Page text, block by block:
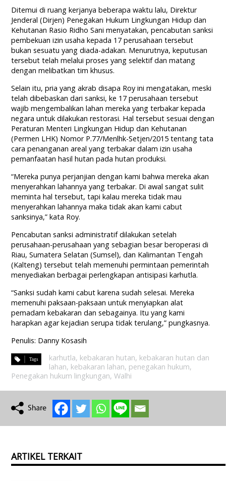
Ditemui di ruang kerjanya beberapa waktu lalu, Direktur
Jenderal (Dirjen) Penegakan Hukum Lingkungan Hidup dan
Kehutanan Rasio Ridho Sani menyatakan, pencabutan sanksi
pembekuan izin usaha kepada 17 perusahaan tersebut
bukan sesuatu yang diada-adakan. Menurutnya, keputusan
tersebut telah melalui proses yang selektif dan matang
dengan melibatkan tim khusus.
Selain itu, pria yang akrab disapa Roy ini mengatakan, meski
telah dibebaskan dari sanksi, ke 17 perusahaan tersebut
wajib mengembalikan lahan mereka yang terbakar kepada
negara untuk dilakukan restorasi. Hal tersebut sesuai dengan
Peraturan Menteri Lingkungan Hidup dan Kehutanan
(Permen LHK) Nomor P.77/Menlhk-Setjen/2015 tentang tata
cara penanganan areal yang terbakar dalam izin usaha
pemanfaatan hasil hutan pada hutan produksi.
“Mereka punya perjanjian dengan kami bahwa mereka akan
menyerahkan lahannya yang terbakar. Di awal sangat sulit
meminta hal tersebut, tapi kalau mereka tidak mau
menyerahkan lahannya maka tidak akan kami cabut
sanksinya,” kata Roy.
Pencabutan sanksi administratif dilakukan setelah
perusahaan-perusahaan yang sebagian besar beroperasi di
Riau, Sumatera Selatan (Sumsel), dan Kalimantan Tengah
(Kalteng) tersebut telah memenuhi permintaan pemerintah
menyediakan berbagai perlengkapan antisipasi karhutla.
“Sanksi sudah kami cabut karena sudah selesai. Mereka
memenuhi paksaan-paksaan untuk menyiapkan alat
pemadam kebakaran dan sebagainya. Itu yang kami
harapkan agar kejadian serupa tidak terulang,” pungkasnya.
Penulis: Danny Kosasih
karhutla, kebakaran hutan, kebakaran hutan dan
lahan, kebakaran lahan, penegakan hukum,
Penegakan hukum lingkungan,Walhi
ARTIKEL TERKAIT